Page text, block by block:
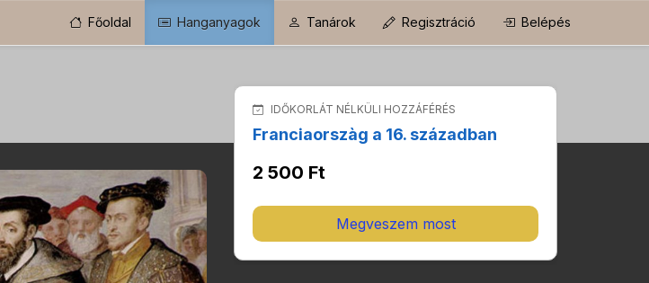
Főoldal Hanganyagok Tanárok Regisztráció Belépés
IDŐKORLÁT NÉLKÜLI HOZZÁFÉRÉS
Franciaorszàg a 16. században
2 500 Ft
Megveszem most